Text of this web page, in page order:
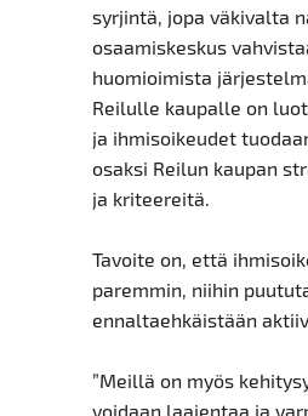
syrjintä, jopa väkivalta
osaamiskeskus
huomioimista
Reilulle kaupalle on
ja ihmisoikeudet
osaksi Reilun kaupan
ja kriteereitä.
Tavoite on, että
paremmin, niihin
ennaltaehkäistään
”Meillä on myös
voidaan laajentaa ja